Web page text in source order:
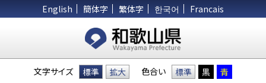
English 簡体字 繁体字 한국어 Francais
文字サイズ 標準 拡大 色合い 標準 黒 青